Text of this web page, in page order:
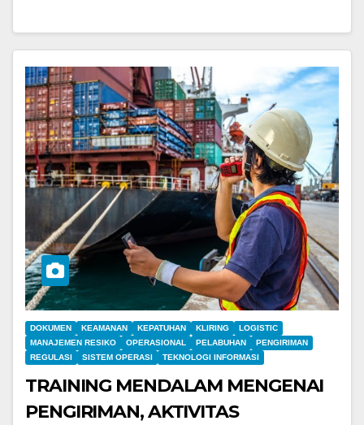
DOKUMEN KEAMANAN KEPATUHAN KLIRING
LOGISTIC
MANAJEMEN RESIKO
OPERASIONAL PELABUHAN
PENGIRIMAN
REGULASI
SISTEM OPERASI TEKNOLOGI INFORMASI
TRAINING MENDALAM MENGENAI
PENGIRIMAN, AKTIVITAS